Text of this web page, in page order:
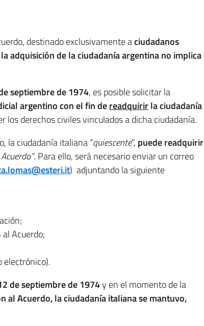
destinado exclusivamente aciudadanos
la adquisición de la ciudadanía argentina no implica
septiembre de 1974, es posible solicitar la
argentino con el fin dereadquirirla ciudadanía
los derechos civiles vinculados a dicha ciudadanía.
la ciudadanía italiana “quiescente”, puedereadquirir
. Para ello, será necesario enviar un correo
) adjuntando la siguiente
Acuerdo;
electrónico).
de septiembre de 1974y en el momento de la
al Acuerdo, la ciudadanía italiana se mantuvo,